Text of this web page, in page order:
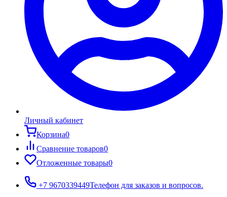
Личный кабинет
Корзина0
Сравнение товаров0
Отложенные товары0
+7 9670339449Телефон для заказов и вопросов.